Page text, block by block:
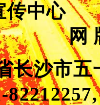
传中心
网
长沙市